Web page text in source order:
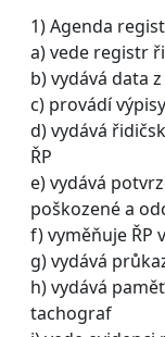
1) Agenda
a) vede registr
b) vydává data
c) provádí
d) vydává
ŘP
e) vydává
poškozené a
f) vyměňuje ŘP
g) vydává
h) vydává
tachograf